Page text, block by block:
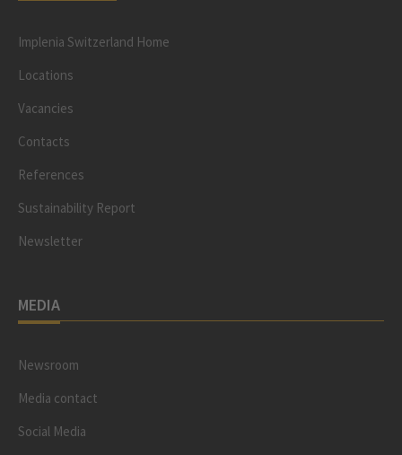
Implenia Switzerland Home
Locations
Vacancies
Contacts
References
Sustainability Report
Newsletter
MEDIA
Newsroom
Media contact
Social Media